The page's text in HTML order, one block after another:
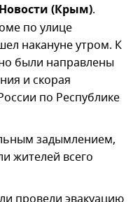
(Крым).
по улице
накануне утром. К
были направлены
и скорая
по Республике
задымлением,
жителей всего